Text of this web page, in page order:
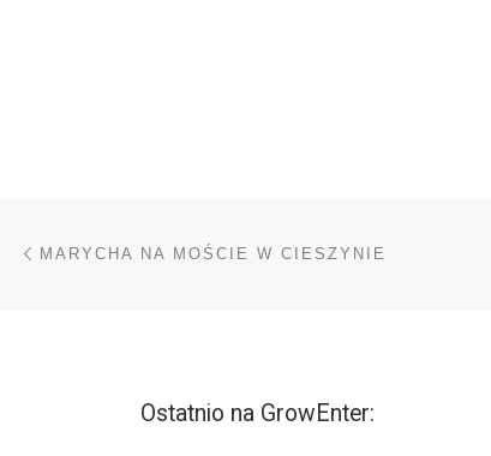
Nawigacja wpisu
MARYCHA NA MOŚCIE W CIESZYNIE
Ostatnio na GrowEnter: